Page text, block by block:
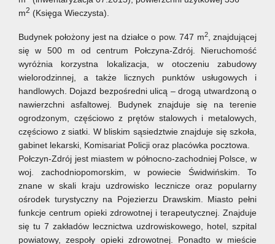
m2 (Księga Wieczysta).
Budynek położony jest na działce o pow. 747 m2, znajdującej
się w 500 m od centrum Połczyna-Zdrój. Nieruchomość
wyróżnia korzystna lokalizacja, w otoczeniu zabudowy
wielorodzinnej, a także licznych punktów usługowych i
handlowych. Dojazd bezpośredni ulicą – drogą utwardzoną o
nawierzchni asfaltowej. Budynek znajduje się na terenie
ogrodzonym, częściowo z prętów stalowych i metalowych,
częściowo z siatki. W bliskim sąsiedztwie znajduje się szkoła,
gabinet lekarski, Komisariat Policji oraz placówka pocztowa.
Połczyn-Zdrój jest miastem w północno-zachodniej Polsce, w
woj. zachodniopomorskim, w powiecie Świdwińskim. To
znane w skali kraju uzdrowisko lecznicze oraz popularny
ośrodek turystyczny na Pojezierzu Drawskim. Miasto pełni
funkcje centrum opieki zdrowotnej i terapeutycznej. Znajduje
się tu 7 zakładów lecznictwa uzdrowiskowego, hotel, szpital
powiatowy, zespoły opieki zdrowotnej. Ponadto w mieście